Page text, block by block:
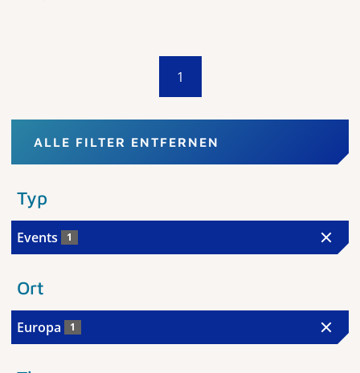
1
ALLE FILTER ENTFERNEN
Typ
Events 1
Ort
Europa 1